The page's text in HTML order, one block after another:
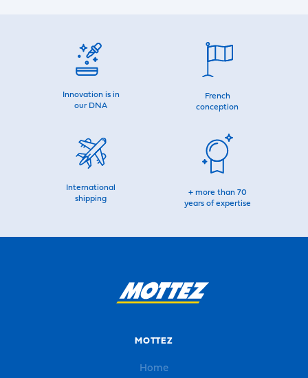
Innovation is in
our DNA
French
conception
International
shipping
+ more than 70
years of expertise
MOTTEZ
Home